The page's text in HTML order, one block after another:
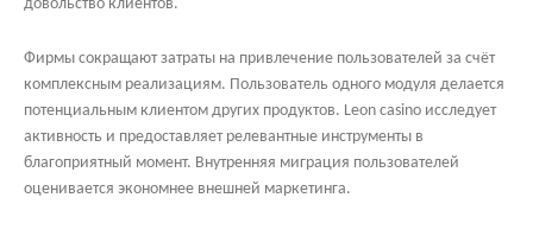
довольство клиентов.
Фирмы сокращают затраты на привлечение пользователей за счёт
комплексным реализациям. Пользователь одного модуля делается
потенциальным клиентом других продуктов. Leon casino исследует
активность и предоставляет релевантные инструменты в
благоприятный момент. Внутренняя миграция пользователей
оценивается экономнее внешней маркетинга.